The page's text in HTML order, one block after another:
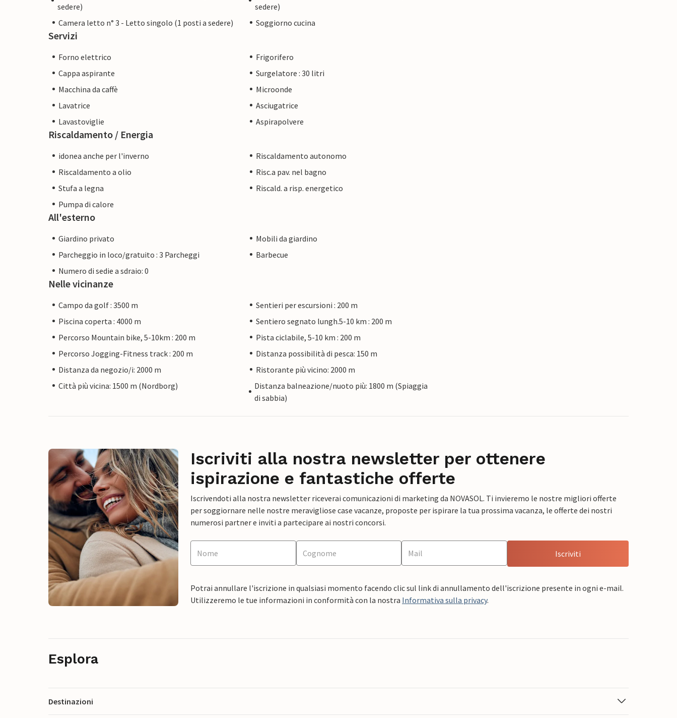
sedere)
sedere)
Camera letto n° 3 - Letto singolo (1 posti a sedere)
Soggiorno cucina
Servizi
Forno elettrico
Frigorifero
Cappa aspirante
Surgelatore : 30 litri
Macchina da caffè
Microonde
Lavatrice
Asciugatrice
Lavastoviglie
Aspirapolvere
Riscaldamento / Energia
idonea anche per l'inverno
Riscaldamento autonomo
Riscaldamento a olio
Risc.a pav. nel bagno
Stufa a legna
Riscald. a risp. energetico
Pumpa di calore
All'esterno
Giardino privato
Mobili da giardino
Parcheggio in loco/gratuito : 3 Parcheggi
Barbecue
Numero di sedie a sdraio: 0
Nelle vicinanze
Campo da golf : 3500 m
Sentieri per escursioni : 200 m
Piscina coperta : 4000 m
Sentiero segnato lungh.5-10 km : 200 m
Percorso Mountain bike, 5-10km : 200 m
Pista ciclabile, 5-10 km : 200 m
Percorso Jogging-Fitness track : 200 m
Distanza possibilità di pesca: 150 m
Distanza da negozio/i: 2000 m
Ristorante più vicino: 2000 m
Città più vicina: 1500 m (Nordborg)
Distanza balneazione/nuoto più: 1800 m (Spiaggia
di sabbia)
Iscriviti alla nostra newsletter per ottenere
ispirazione e fantastiche offerte
Iscrivendoti alla nostra newsletter riceverai comunicazioni di marketing da NOVASOL. Ti invieremo le nostre migliori offerte
per soggiornare nelle nostre meravigliose case vacanze, proposte per ispirare la tua prossima vacanza, le offerte dei nostri
numerosi partner e inviti a partecipare ai nostri concorsi.
Iscriviti
Potrai annullare l'iscrizione in qualsiasi momento facendo clic sul link di annullamento dell'iscrizione presente in ogni e-mail.
Utilizzeremo le tue informazioni in conformità con la nostra Informativa sulla privacy.
Esplora
Destinazioni